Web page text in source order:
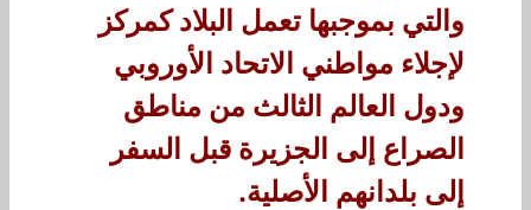
والتي بموجبها تعمل البلاد كمركز
لإجلاء مواطني الاتحاد الأوروبي
ودول العالم الثالث من مناطق
الصراع إلى الجزيرة قبل السفر
إلى بلدانهم الأصلية.